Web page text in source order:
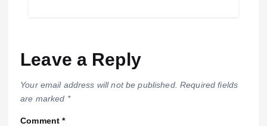
Leave a Reply
Your email address will not be published. Required fields
are marked *
Comment*